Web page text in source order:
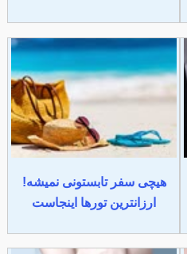
هیچی سفر تابستونی نمیشه!
ارزانترین تورها اینجاست